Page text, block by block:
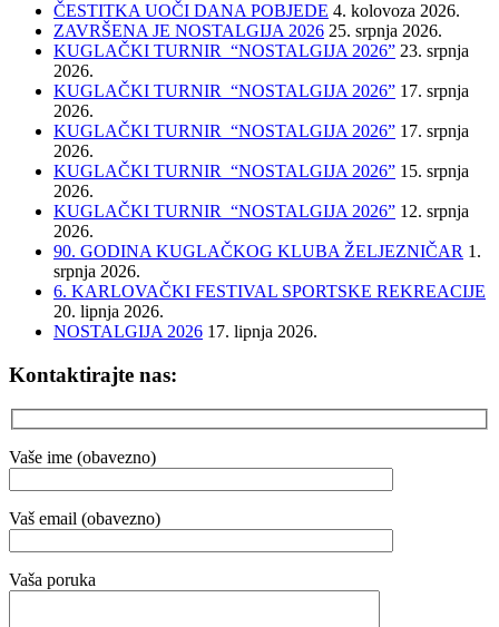
ČESTITKA UOČI DANA POBJEDE 4. kolovoza 2026.
ZAVRŠENA JE NOSTALGIJA 2026 25. srpnja 2026.
KUGLAČKI TURNIR “NOSTALGIJA 2026” 23. srpnja
2026.
KUGLAČKI TURNIR “NOSTALGIJA 2026” 17. srpnja
2026.
KUGLAČKI TURNIR “NOSTALGIJA 2026” 17. srpnja
2026.
KUGLAČKI TURNIR “NOSTALGIJA 2026” 15. srpnja
2026.
KUGLAČKI TURNIR “NOSTALGIJA 2026” 12. srpnja
2026.
90. GODINA KUGLAČKOG KLUBA ŽELJEZNIČAR 1.
srpnja 2026.
6. KARLOVAČKI FESTIVAL SPORTSKE REKREACIJE
20. lipnja 2026.
NOSTALGIJA 2026 17. lipnja 2026.
Kontaktirajte nas:
Vaše ime (obavezno)
Vaš email (obavezno)
Vaša poruka